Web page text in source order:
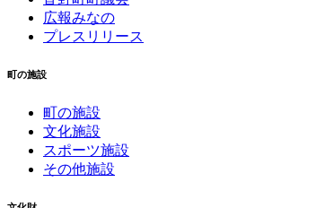
広報みなの
プレスリリース
町の施設
町の施設
文化施設
スポーツ施設
その他施設